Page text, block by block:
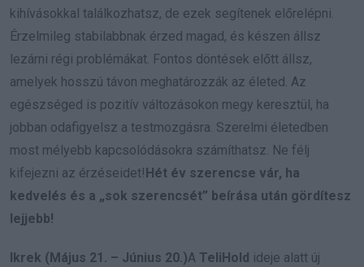
kihívásokkal találkozhatsz, de ezek segítenek előrelépni.
Érzelmileg stabilabbnak érzed magad, és készen állsz
lezárni régi problémákat. Fontos döntések előtt állsz,
amelyek hosszú távon meghatározzák az életed. Az
egészséged is pozitív változásokon megy keresztül, ha
jobban odafigyelsz a testmozgásra. Szerelmi életedben
most mélyebb kapcsolódásokra számíthatsz. Ne félj
kifejezni az érzéseidet! Hét év szerencse vár, ha
kedvelés és a „sok szerencsét” beírása után gördítesz
lejjebb!
Ikrek (Május 21. – Június 20.)A TeliHold ideje alatt új